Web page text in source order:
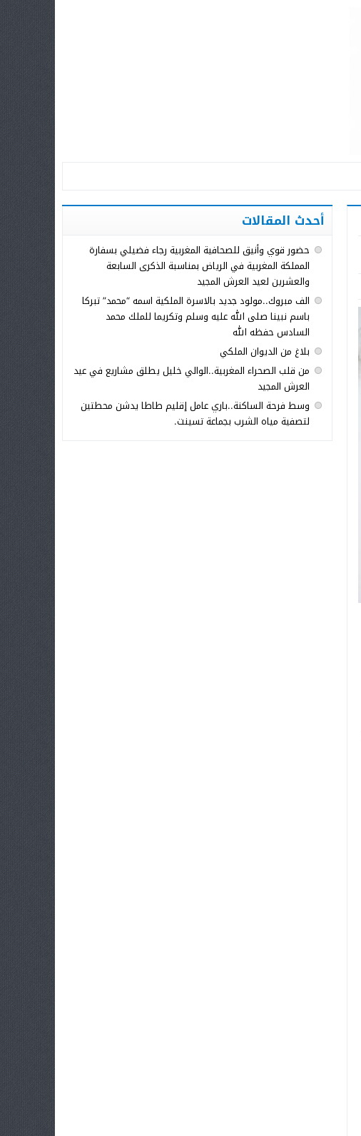
أحدث المقالات
حضور قوي وأنيق للصحافية المغربية رجاء فضيلي بسفارة
المملكة المغربية في الرياض بمناسبة الذكرى السابعة
والعشرين لعيد العرش المجيد
الف مبروك..مولود جديد بالاسرة الملكية اسمه “محمد” تبركا
باسم نبينا صلى الله عليه وسلم وتكريما للملك محمد
السادس حفظه الله
بلاغ من الديوان الملكي
من قلب الصحراء المغربية..الوالي خليل يطلق مشاريع في عيد
العرش المجيد
وسط فرحة الساكنة..باري عامل إقليم طاطا يدشن محطتين
لتصفية مياه الشرب بجماعة تسينت.